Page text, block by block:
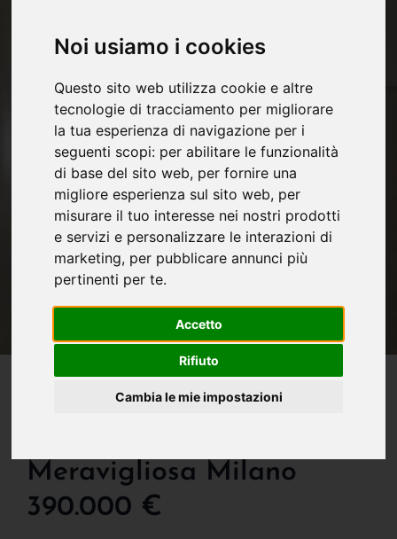
Noi usiamo i cookies
Questo sito web utilizza cookie e altre
tecnologie di tracciamento per migliorare
la tua esperienza di navigazione per i
seguenti scopi: per abilitare le funzionalità
di base del sito web, per fornire una
migliore esperienza sul sito web, per
misurare il tuo interesse nei nostri prodotti
e servizi e personalizzare le interazioni di
marketing, per pubblicare annunci più
pertinenti per te.
Accetto
Rifiuto
Cambia le mie impostazioni
Straordinario Loft Nel
Meravigliosa Milano
390.000 €